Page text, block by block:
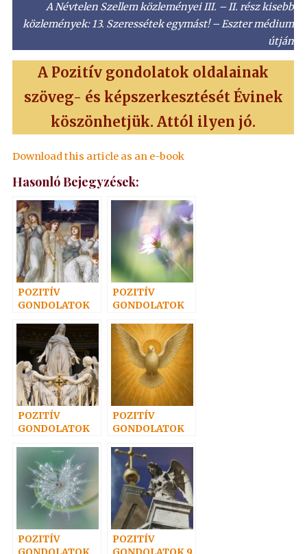
A Névtelen Szellem közleményei III. – II. rész kisebb
közlemények: 13. Szeressétek egymást! – Eszter médium
útján
A Pozitív gondolatok oldalainak
szöveg- és képszerkesztését Évinek
köszönhetjük. Attól ilyen jó.
Download this article as an e-book
Hasonló Bejegyzések:
POZITÍV
GONDOLATOK
POZITÍV
GONDOLATOK
POZITÍV
GONDOLATOK
POZITÍV
GONDOLATOK
POZITÍV
POZITÍV